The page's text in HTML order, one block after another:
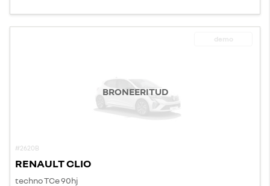
#2620B
BRONEERITUD
RENAULT CLIO
techno TCe 90hj